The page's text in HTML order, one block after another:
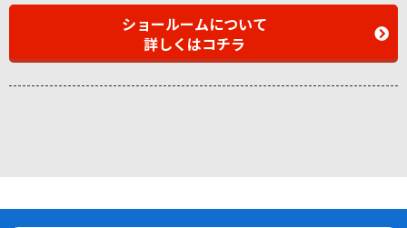
ショールームについて
詳しくはコチラ